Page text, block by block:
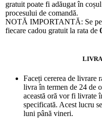
gratuit poate fi adăugat în
procesului de comandă.
NOTĂ IMPORTANTĂ: Se
fiecare cadou gratuit la rata de
Faceți cererea de livrare
livra în termen de 24 de
această oră vor fi livrate
specificată. Acest lucru
luni până vineri.